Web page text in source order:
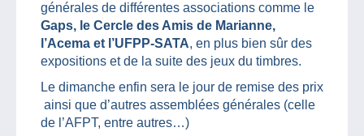
générales de différentes associations comme le
Gaps, le Cercle des Amis de Marianne,
l’Acema et l’UFPP-SATA, en plus bien sûr des
expositions et de la suite des jeux du timbres.
Le dimanche enfin sera le jour de remise des prix
ainsi que d’autres assemblées générales (celle
de l’AFPT, entre autres…)